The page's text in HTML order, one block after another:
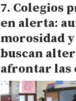
Colegios
en alerta:
morosidad
buscan
afrontar las